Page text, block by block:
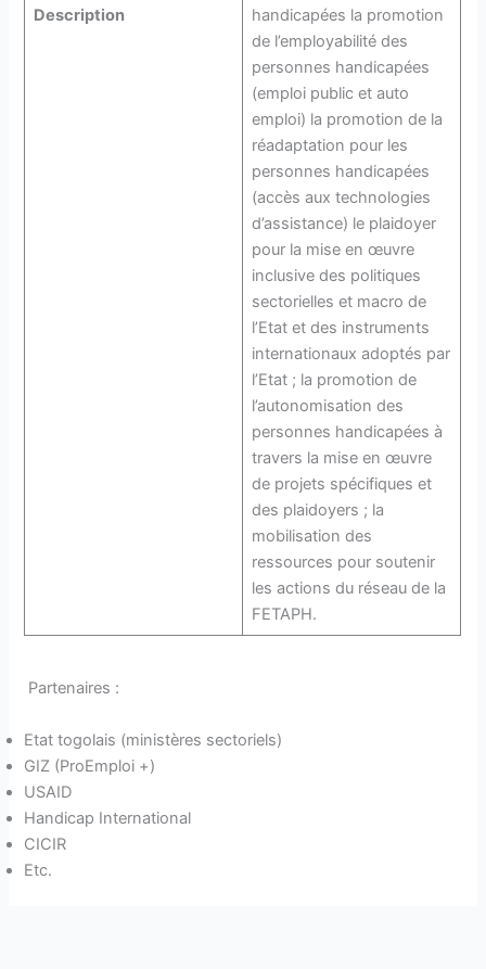
Description
handicapées la promotion
de l’employabilité des
personnes handicapées
(emploi public et auto
emploi) la promotion de la
réadaptation pour les
personnes handicapées
(accès aux technologies
d’assistance) le plaidoyer
pour la mise en œuvre
inclusive des politiques
sectorielles et macro de
l’Etat et des instruments
internationaux adoptés par
l’Etat ; la promotion de
l’autonomisation des
personnes handicapées à
travers la mise en œuvre
de projets spécifiques et
des plaidoyers ; la
mobilisation des
ressources pour soutenir
les actions du réseau de la
FETAPH.
Partenaires :
Etat togolais (ministères sectoriels)
GIZ (ProEmploi +)
USAID
Handicap International
CICIR
Etc.